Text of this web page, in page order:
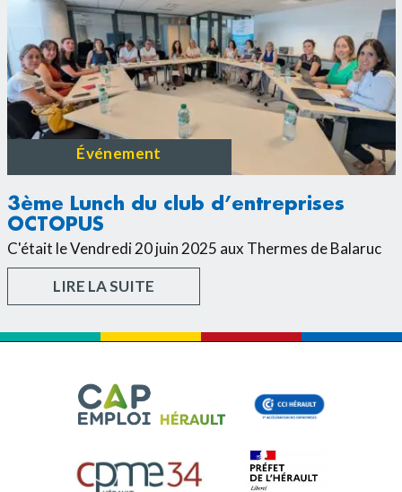
Événement
3ème Lunch du club d’entreprises
OCTOPUS
C'était le Vendredi 20 juin 2025 aux Thermes de Balaruc
LIRE LA SUITE